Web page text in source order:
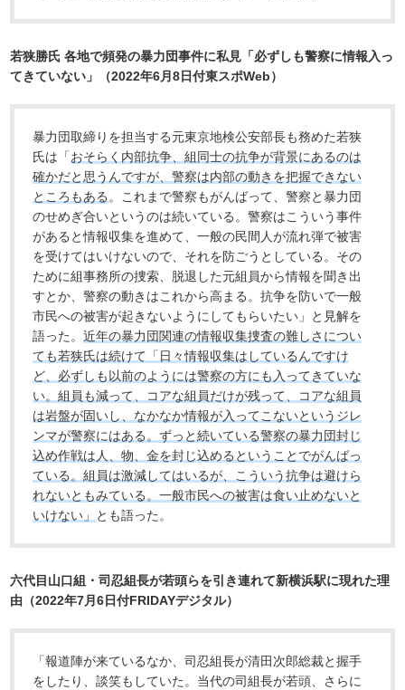
若狭勝氏 各地で頻発の暴力団事件に私見「必ずしも警察に情報入っ
てきていない」（2022年6月8日付東スポWeb）
暴力団取締りを担当する元東京地検公安部長も務めた若狭
氏は「おそらく内部抗争、組同士の抗争が背景にあるのは
確かだと思うんですが、警察は内部の動きを把握できない
ところもある 。これまで警察もがんばって、警察と暴力団
のせめぎ合いというのは続いている。警察はこういう事件
があると情報収集を進めて、一般の民間人が流れ弾で被害
を受けてはいけないので、それを防ごうとしている。その
ために組事務所の捜索、脱退した元組員から情報を聞き出
すとか、警察の動きはこれから高まる。抗争を防いで一般
市民への被害が起きないようにしてもらいたい」と見解を
語った。近年の暴力団関連の情報収集捜査の難しさについ
ても若狭氏は続けて「日々情報収集はしているんですけ
ど、必ずしも以前のようには警察の方にも入ってきていな
い。組員も減って、コアな組員だけが残って、コアな組員
は岩盤が固いし、なかなか情報が入ってこないというジレ
ンマが警察にはある。ずっと続いている警察の暴力団封じ
込め作戦は人、物、金を封じ込めるということでがんばっ
ている。組員は激減してはいるが、こういう抗争は避けら
れないともみている。一般市民への被害は食い止めないと
いけない」
とも語った。
六代目山口組・司忍組長が若頭らを引き連れて新横浜駅に現れた理
由（2022年7月6日付FRIDAYデジタル）
「報道陣が来ているなか、司忍組長が清田次郎総裁と握手
をしたり、談笑もしていた。当代の司組長が若頭、さらに